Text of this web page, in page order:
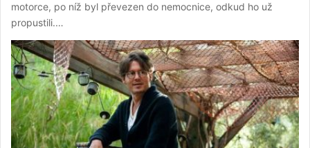
motorce, po níž byl převezen do nemocnice, odkud ho už
propustili.…